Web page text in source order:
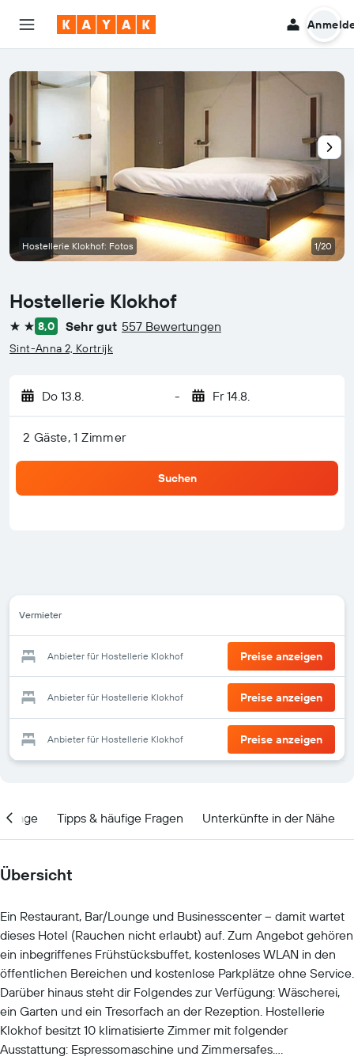
Hostellerie Klokhof
2 Sterne
8,0 Sehr gut 557 Bewertungen
Sint-Anna 2, Kortrijk
Do 13.8. - Fr 14.8.
2 Gäste, 1 Zimmer
Suchen
Vermieter
Anbieter für Hostellerie Klokhof Preise anzeigen
Anbieter für Hostellerie Klokhof Preise anzeigen
Anbieter für Hostellerie Klokhof Preise anzeigen
Hostellerie Klokhof: Fotos 1/20
Lage Tipps & häufige Fragen Unterkünfte in der Nähe
Übersicht
Ein Restaurant, Bar/Lounge und Businesscenter – damit wartet
dieses Hotel (Rauchen nicht erlaubt) auf. Zum Angebot gehören
ein inbegriffenes Frühstücksbuffet, kostenloses WLAN in den
öffentlichen Bereichen und kostenlose Parkplätze ohne Service.
Darüber hinaus steht dir Folgendes zur Verfügung: Wäscherei,
ein Garten und ein Tresorfach an der Rezeption. Hostellerie
Klokhof besitzt 10 klimatisierte Zimmer mit folgender
Ausstattung: Espressomaschine und Zimmersafes.